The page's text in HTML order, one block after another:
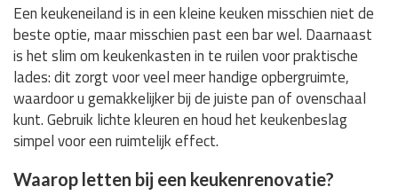
Een keukeneiland is in een kleine keuken misschien niet de
beste optie, maar misschien past een bar wel. Daarnaast
is het slim om keukenkasten in te ruilen voor praktische
lades: dit zorgt voor veel meer handige opbergruimte,
waardoor u gemakkelijker bij de juiste pan of ovenschaal
kunt. Gebruik lichte kleuren en houd het keukenbeslag
simpel voor een ruimtelijk effect.
Waarop letten bij een keukenrenovatie?